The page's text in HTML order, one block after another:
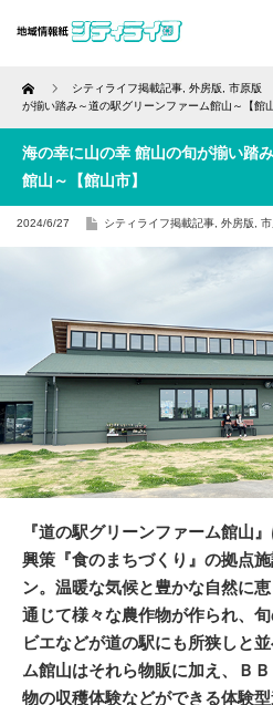
Home シティライフ掲載記事 外房版 市原版
が揃い踏み～道の駅グリーンファーム館山～【館山
海の幸に山の幸 館山の旬が揃い踏
館山～【館山市】
2024/6/27 シティライフ掲載記事 外房版
『道の駅グリーンファーム館山
興策『食のまちづくり』の拠点
ン。温暖な気候と豊かな自然に
通じて様々な農作物が作られ、
ビエなどが道の駅にも所狭しと
ム館山はそれら物販に加え、Ｂ
物の収穫体験などができる体験